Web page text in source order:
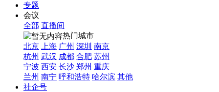
专题
会议
全部 直播间
热门城市
北京
上海 广州 深圳 南京
杭州 武汉 成都 合肥 苏州
宁波 西安 长沙 郑州 重庆
兰州 南宁 呼和浩特 哈尔滨 其他
社企号